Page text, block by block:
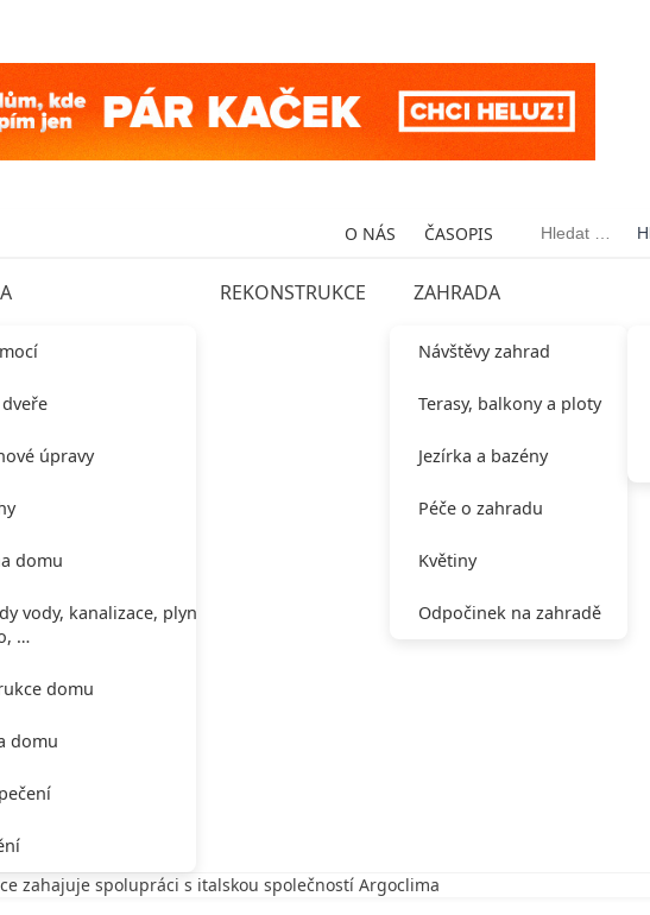
O NÁS ČASOPIS Vyhledávání
úpravy
domu
vody, kanalizace, plynu,
…
domu
domu
REKONSTRUKCE ZAHRADA
Návštěvy zahrad
Terasy, balkony a ploty
Jezírka a bazény
Péče o zahradu
Květiny
Odpočinek na zahradě
zahajuje spolupráci s italskou společností Argoclima